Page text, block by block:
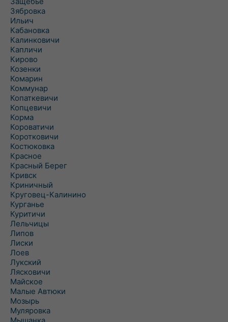
Зябровка
Ильич
Кабановка
Калинковичи
Капличи
Кирово
Козенки
Комарин
Коммунар
Копаткевичи
Копцевичи
Корма
Короватичи
Коротковичи
Костюковка
Красное
Красный Берег
Кривск
Криничный
Круговец-Калинино
Курганье
Куритичи
Лельчицы
Липов
Лиски
Лоев
Лукский
Лясковичи
Майское
Малые Автюки
Мозырь
Муляровка